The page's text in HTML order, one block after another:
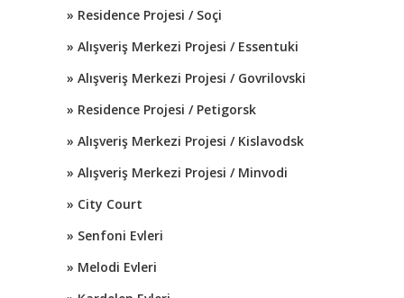
» Residence Projesi / Soçi
» Alışveriş Merkezi Projesi / Essentuki
» Alışveriş Merkezi Projesi / Govrilovski
» Residence Projesi / Petigorsk
» Alışveriş Merkezi Projesi / Kislavodsk
» Alışveriş Merkezi Projesi / Minvodi
» City Court
» Senfoni Evleri
» Melodi Evleri